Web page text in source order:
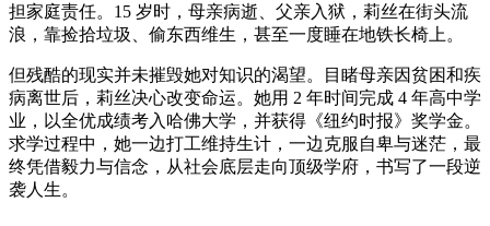
担家庭责任。15 岁时，母亲病逝、父亲入狱，莉丝在街头流
浪，靠捡拾垃圾、偷东西维生，甚至一度睡在地铁长椅上。
但残酷的现实并未摧毁她对知识的渴望。目睹母亲因贫困和疾
病离世后，莉丝决心改变命运。她用 2 年时间完成 4 年高中学
业，以全优成绩考入哈佛大学，并获得《纽约时报》奖学金。
求学过程中，她一边打工维持生计，一边克服自卑与迷茫，最
终凭借毅力与信念，从社会底层走向顶级学府，书写了一段逆
袭人生。